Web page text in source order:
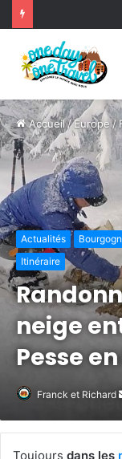
Accueil/Europe/
Actualités
Itinéraire
neige
Pesse
Franck et Richard
Toujours dans les